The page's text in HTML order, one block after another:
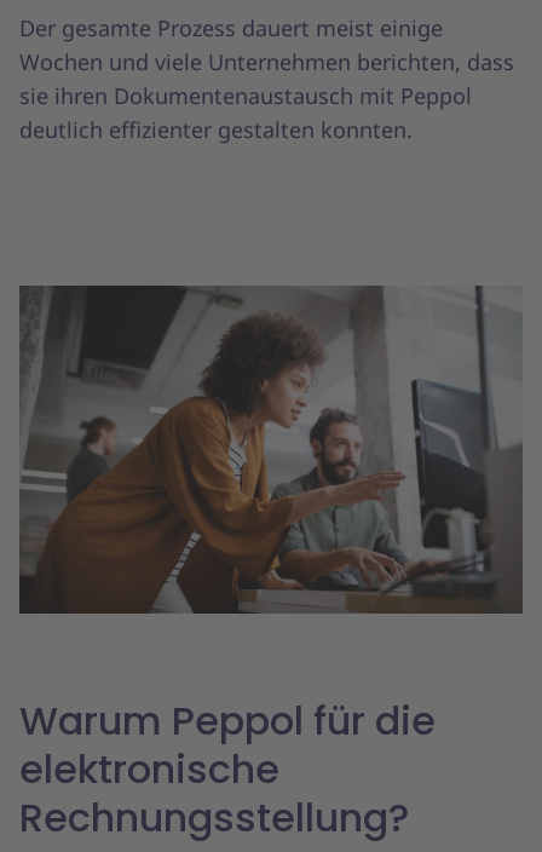
Der gesamte Prozess dauert meist einige
Wochen und viele Unternehmen berichten, dass
sie ihren Dokumentenaustausch mit Peppol
deutlich effizienter gestalten konnten.
Warum Peppol für die
elektronische
Rechnungsstellung?